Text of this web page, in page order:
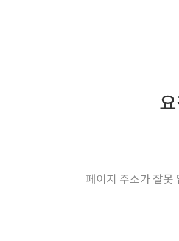
페이지 주소가 잘못